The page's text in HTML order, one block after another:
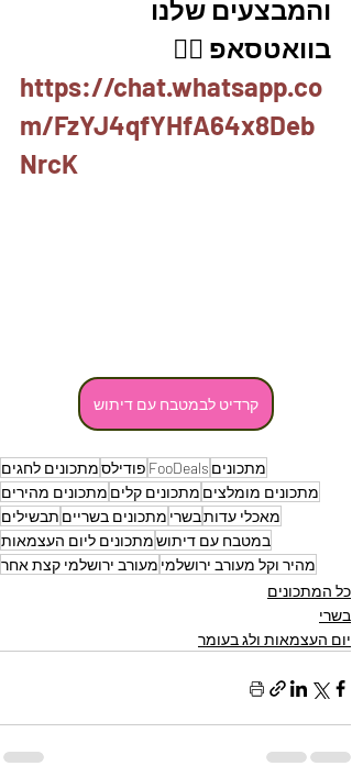
והמבצעים שלנו
בוואטסאפ 👇🏽
https://chat.whatsapp.co
m/FzYJ4qfYHfA64x8Deb
NrcK
קרדיט לבמטבח עם דיתוש
מתכונים FooDeals פודילסמתכונים לחגים
מתכונים מומלצים מתכונים קלים מתכונים מהירים
מאכלי עדותבשרי מתכונים בשריים תבשילים
במטבח עם דיתושמתכונים ליום העצמאות
מהיר וקל מעורב ירושלמי מעורב ירושלמי קצת אחר
כל המתכונים
בשרי
יום העצמאות ולג בעומר